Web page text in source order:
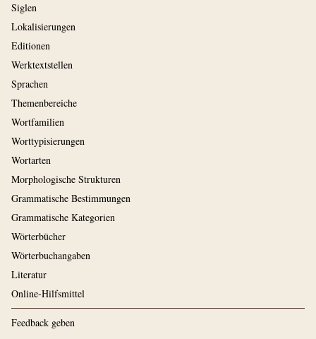
Siglen
Lokalisierungen
Editionen
Werktextstellen
Sprachen
Themenbereiche
Wortfamilien
Worttypisierungen
Wortarten
Morphologische Strukturen
Grammatische Bestimmungen
Grammatische Kategorien
Wörterbücher
Wörterbuchangaben
Literatur
Online-Hilfsmittel
Feedback geben